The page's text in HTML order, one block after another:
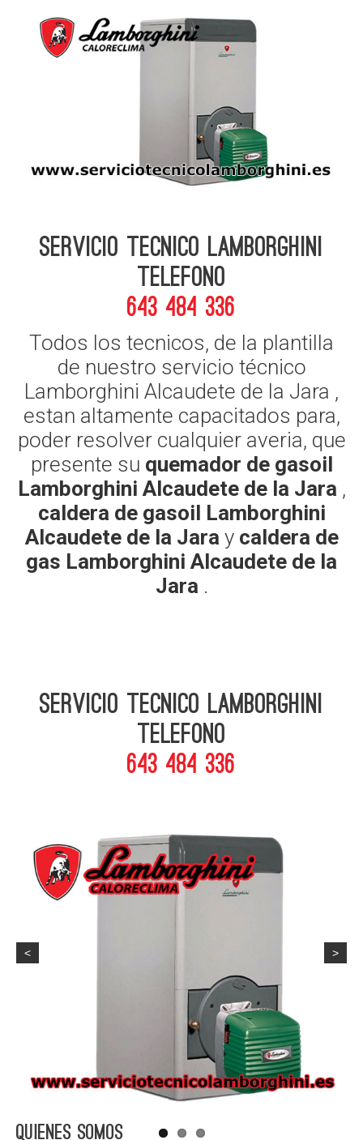
Servicio Tecnico Lamborghini
telefono
643 484 336
Todos los tecnicos, de la plantilla
de nuestro servicio técnico
Lamborghini Alcaudete de la Jara ,
estan altamente capacitados para,
poder resolver cualquier averia, que
presente su quemador de gasoil
Lamborghini Alcaudete de la Jara ,
caldera de gasoil Lamborghini
Alcaudete de la Jara y caldera de
gas Lamborghini Alcaudete de la
Jara .
Servicio Tecnico Lamborghini
telefono
643 484 336
< >
Quienes Somos